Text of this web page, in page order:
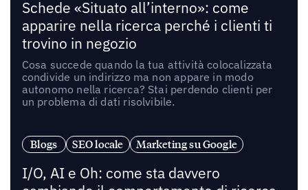
Schede «Situato all’interno»: come
apparire nella ricerca perché i clienti ti
trovino in negozio
Cosa succede quando la tua attività colocalizzata
condivide un indirizzo ma non appare in modo
autonomo nella ricerca? Stai perdendo clienti per
un problema di dati risolvibile.
Blogs SEO locale Marketing su Google
I/O, AI e Oh: come sta davvero